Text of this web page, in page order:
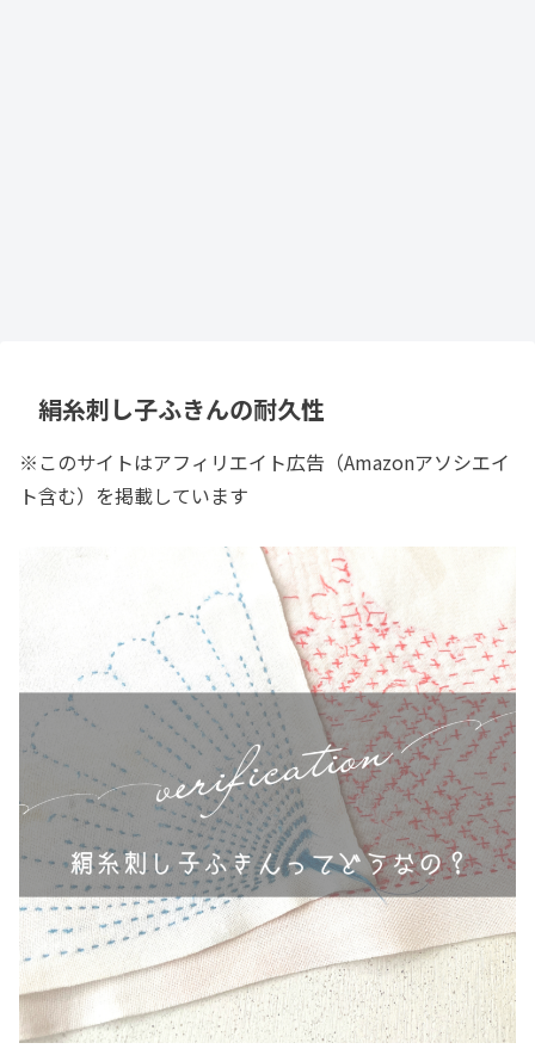
絹糸刺し子ふきんの耐久性
※このサイトはアフィリエイト広告（Amazonアソシエイ
ト含む）を掲載しています